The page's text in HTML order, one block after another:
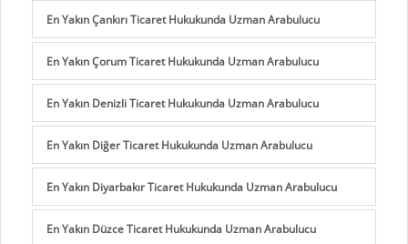
En Yakın Çankırı Ticaret Hukukunda Uzman Arabulucu
En Yakın Çorum Ticaret Hukukunda Uzman Arabulucu
En Yakın Denizli Ticaret Hukukunda Uzman Arabulucu
En Yakın Diğer Ticaret Hukukunda Uzman Arabulucu
En Yakın Diyarbakır Ticaret Hukukunda Uzman Arabulucu
En Yakın Düzce Ticaret Hukukunda Uzman Arabulucu